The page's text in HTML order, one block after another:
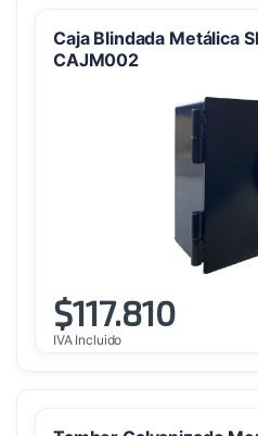
Caja Blindada Metálica
CAJM002
$117.810
IVA Incluido